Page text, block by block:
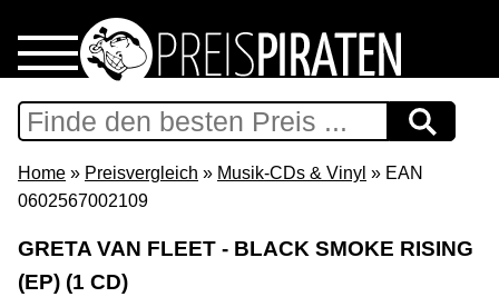
Home
Download
Support & Newsletter
Home » Preisvergleich » Musik-CDs & Vinyl » EAN
0602567002109
GRETA VAN FLEET - BLACK SMOKE RISING
(EP) (1 CD)